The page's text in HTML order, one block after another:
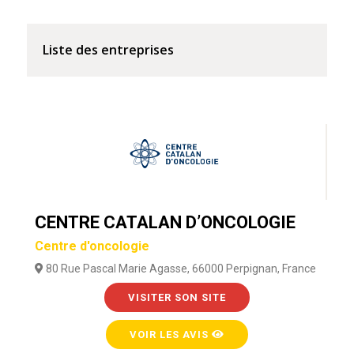
Liste des entreprises
CENTRE CATALAN D’ONCOLOGIE
Centre d'oncologie
80 Rue Pascal Marie Agasse, 66000 Perpignan, France
VISITER SON SITE
VOIR LES AVIS